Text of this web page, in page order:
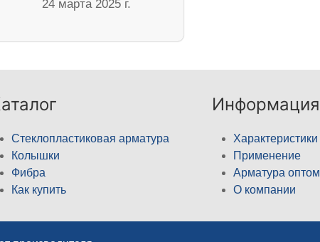
24 марта 2025 г.
Стеклопластиковая арматура
Колышки
Фибра
Как купить
Информация
Характеристики
Применение
Арматура оптом
О компании